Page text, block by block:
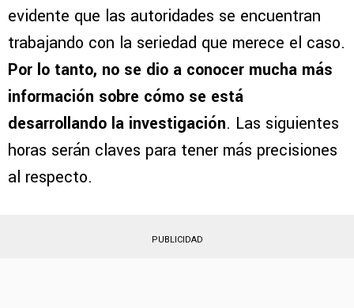
evidente que las autoridades se encuentran
trabajando con la seriedad que merece el caso.
Por lo tanto, no se dio a conocer mucha más
información sobre cómo se está
desarrollando la investigación. Las siguientes
horas serán claves para tener más precisiones
al respecto.
PUBLICIDAD